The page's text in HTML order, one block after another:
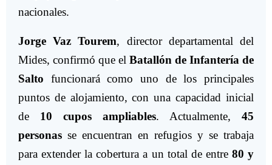
nacionales.
Jorge Vaz Tourem, director departamental del
Mides, confirmó que el Batallón de Infantería de
Salto funcionará como uno de los principales
puntos de alojamiento, con una capacidad inicial
de 10 cupos ampliables. Actualmente, 45
personas se encuentran en refugios y se trabaja
para extender la cobertura a un total de entre 80 y